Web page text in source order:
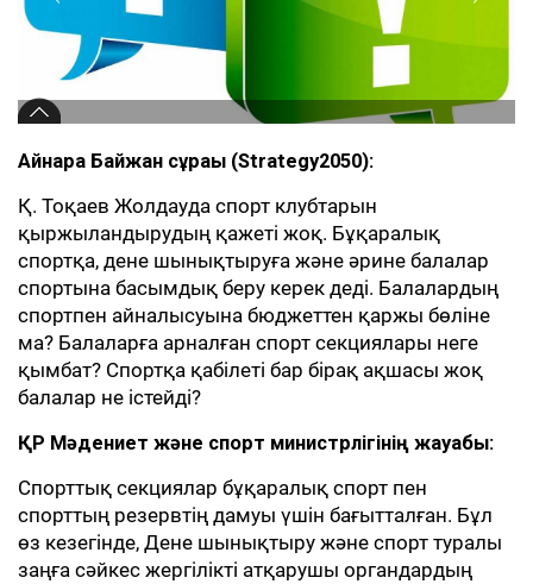
Айнара Байжан сұрағы (Strategy2050):
Қ. Тоқаев Жолдауда спорт клубтарын
қыржыландырудың қажеті жоқ. Бұқаралық
спортқа, дене шынықтыруға және әрине балалар
спортына басымдық беру керек деді. Балалардың
спортпен айналысуына бюджеттен қаржы бөліне
ма? Балаларға арналған спорт секциялары неге
қымбат? Спортқа қабілеті бар бірақ ақшасы жоқ
балалар не істейді?
ҚР Мәдениет және спорт министрлігінің жауабы:
Спорттық секциялар бұқаралық спорт пен
спорттың резервтің дамуы үшін бағытталған. Бұл
өз кезегінде, Дене шынықтыру және спорт туралы
заңға сәйкес жергілікті атқарушы органдардың